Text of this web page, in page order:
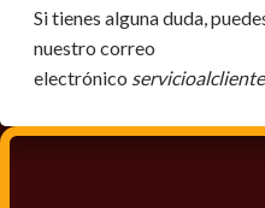
Si tienes alguna duda,
nuestro correo
electrónico